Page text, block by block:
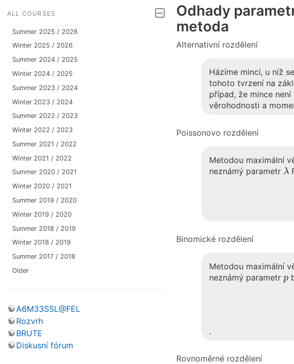
ALL COURSES
Summer 2025 / 2026
Winter 2025 / 2026
Summer 2024 / 2025
Winter 2024 / 2025
Summer 2023 / 2024
Winter 2023 / 2024
Summer 2022 / 2023
Winter 2022 / 2023
Summer 2021 / 2022
Winter 2021 / 2022
Summer 2020 / 2021
Winter 2020 / 2021
Summer 2019 / 2020
Winter 2019 / 2020
Summer 2018 / 2019
Winter 2018 / 2019
Summer 2017 / 2018
Older
A6M33SSL@FEL
Rozvrh
BRUTE
Diskusní fórum
Odhady
metoda
Alternativní rozdělení
Házíme mincí, u níž
tohoto tvrzení na
případ, že mince
věrohodnosti a
Poissonovo rozdělení
Metodou maximální
neznámý parametr λ
λ
Binomické rozdělení
Metodou maximální
neznámý parametrp
p
.
Rovnoměrné rozdělení